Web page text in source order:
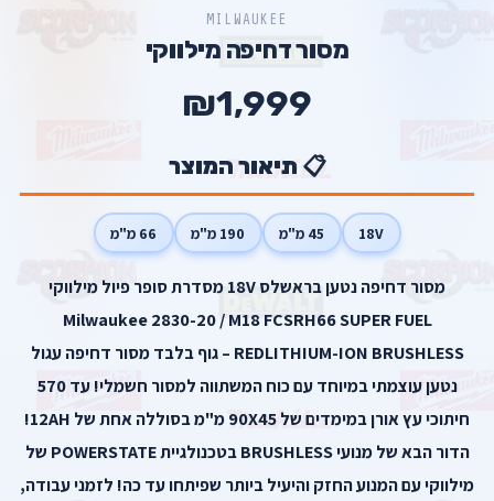
MILWAUKEE
מסור דחיפה מילווקי
₪1,999
📋 תיאור המוצר
18V 45 מ"מ 190 מ"מ 66 מ"מ
מסור דחיפה נטען בראשלס 18V מסדרת סופר פיול מילווקי
Milwaukee 2830-20 / M18 FCSRH66 SUPER FUEL
REDLITHIUM-ION BRUSHLESS – גוף בלבד מסור דחיפה עגול
נטען עוצמתי במיוחד עם כוח המשתווה למסור חשמלי! עד 570
חיתוכי עץ אורן במימדים של 90X45 מ"מ בסוללה אחת של 12AH!
הדור הבא של מנועי BRUSHLESS בטכנולגיית POWERSTATE של
מילווקי עם המנוע החזק והיעיל ביותר שפיתחו עד כה! לזמני עבודה,